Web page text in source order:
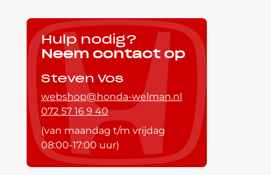
Webshop
Contact
Hulp nodig?
Neem contact op
Steven Vos
webshop@honda-welman.nl
072 57 16 9 40
(van maandag t/m vrijdag
08:00-17:00 uur)